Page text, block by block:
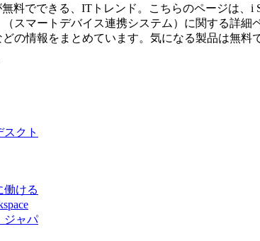
料でできる、ITトレンド。こちらのページは、 i
（ スマートデバイス連携システム ）に関する詳細
の情報をまとめています。気になる製品は無料
クト
働ける
ジャパ